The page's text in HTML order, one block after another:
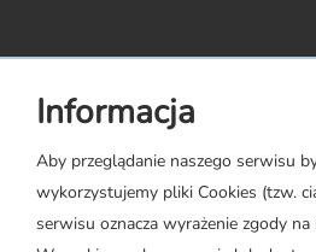
Informacja
Aby przeglądanie naszego serwisu
wykorzystujemy pliki Cookies (tzw.
serwisu oznacza wyrażenie zgody
ul. Rejtana 17 lok. 22,
02-516 Warszawa
zpl@leasing.org.pl